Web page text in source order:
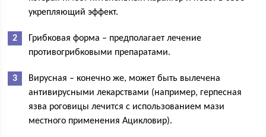
укрепляющий эффект.
Грибковая форма – предполагает лечение
противогрибковыми препаратами.
Вирусная – конечно же, может быть вылечена
антивирусными лекарствами (например, герпесная
язва роговицы лечится с использованием мази
местного применения Ацикловир).